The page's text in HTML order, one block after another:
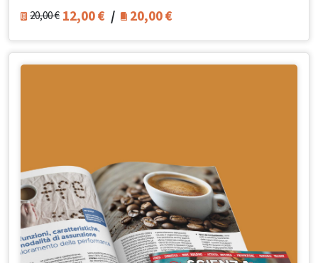
20,00€ 12,00€ / 20,00€